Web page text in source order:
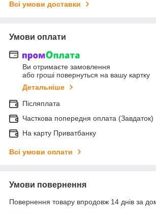
Всі умови доставки
Умови оплати
Ви отримаєте замовлення
або гроші повернуться на вашу картку
Детальніше
Післяплата
Часткова попередня оплата (Завдаток)
На карту Приватбанку
Всі умови оплати
Умови повернення
Повернення товару впродовж 14 днів за